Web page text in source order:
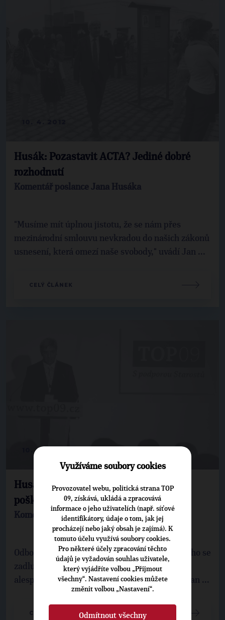
Husák: Pozastavit ACTA? Jediné dobré
rozhodnutí
Komentář poslance Jana Husáka
"Musíme mít úplnou jistotu, že se nám přes
mezinárodní smlouvu nevkradou do našich zákonů
usnesení, která omezí naše svobody," uvádí Jan ...
CELÝ ČLÁNEK
10. 4. 2012
Husák: Odboráři opět vydírají a chtějí
poškodit české hospodářství
Komentář poslance Jana Husáka
Odboráři nechápou, že v době krize a zvyšujícího se
zadlužování vláda nemá jinou možnost, než
alespoň trochu reformovat finance, popisuje Jan ...
CELÝ ČLÁNEK
Využíváme soubory cookies
Provozovatel webu, politická strana TOP
09, získává, ukládá a zpracovává
informace o jeho uživatelích (např. síťové
identifikátory, údaje o tom, jak jej
procházejí nebo jaký obsah je zajímá). K
tomuto účelu využívá soubory cookies.
Pro některé účely zpracování těchto
údajů je vyžadován souhlas uživatele,
který vyjádříte volbou „Přijmout
všechny“. Nastavení cookies můžete
změnit volbou „Nastavení“.
Odmítnout všechny